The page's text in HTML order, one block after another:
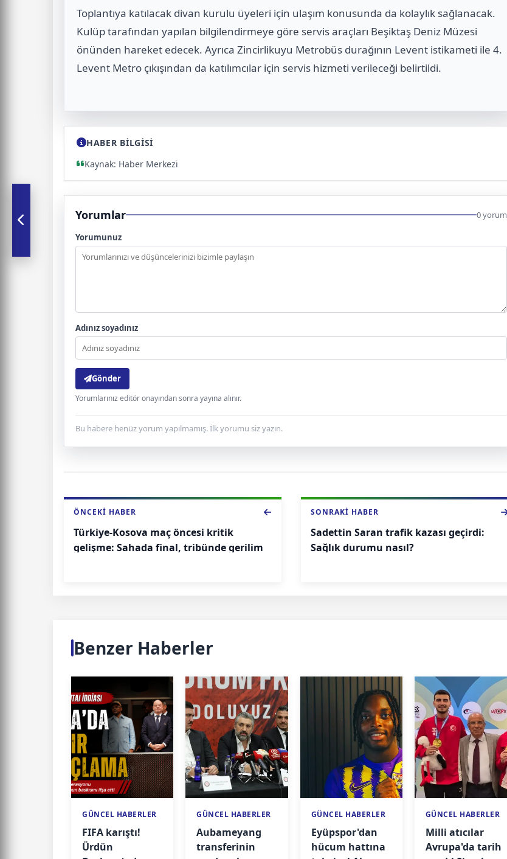
Toplantıya katılacak divan kurulu üyeleri için ulaşım konusunda da kolaylık sağlanacak.
Kulüp tarafından yapılan bilgilendirmeye göre servis araçları Beşiktaş Deniz Müzesi
önünden hareket edecek. Ayrıca Zincirlikuyu Metrobüs durağının Levent istikameti ile 4.
Levent Metro çıkışından da katılımcılar için servis hizmeti verileceği belirtildi.
HABER BİLGİSİ
Kaynak: Haber Merkezi
Yorumlar 0 yorum
Yorumunuz
Adınız soyadınız
Gönder
Yorumlarınız editör onayından sonra yayına alınır.
Bu habere henüz yorum yapılmamış. İlk yorumu siz yazın.
ÖNCEKI HABER
Türkiye-Kosova maç öncesi kritik
gelişme: Sahada final, tribünde gerilim
SONRAKI HABER
Sadettin Saran trafik kazası geçirdi:
Sağlık durumu nasıl?
Benzer Haberler
GÜNCEL HABERLER
FIFA karıştı!
Ürdün
GÜNCEL HABERLER
Aubameyang
transferinin
GÜNCEL HABERLER
Eyüpspor'dan
hücum hattına
GÜNCEL HABERLER
Milli atıcılar
Avrupa'da tarih